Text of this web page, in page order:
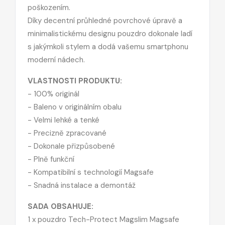
poškozením.
Díky decentní průhledné povrchové úpravě a
minimalistickému designu pouzdro dokonale ladí
s jakýmkoli stylem a dodá vašemu smartphonu
moderní nádech.
VLASTNOSTI PRODUKTU:
- 100% originál
- Baleno v originálním obalu
- Velmi lehké a tenké
- Precizně zpracované
- Dokonale přizpůsobené
- Plně funkční
- Kompatibilní s technologií Magsafe
- Snadná instalace a demontáž
SADA OBSAHUJE:
1 x pouzdro Tech-Protect Magslim Magsafe